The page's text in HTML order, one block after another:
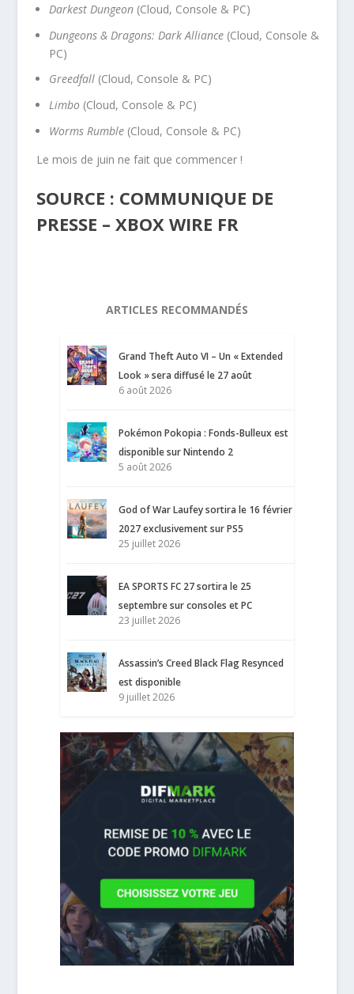
Darkest Dungeon (Cloud, Console & PC)
Dungeons & Dragons: Dark Alliance (Cloud, Console &
PC)
Greedfall (Cloud, Console & PC)
Limbo (Cloud, Console & PC)
Worms Rumble (Cloud, Console & PC)
Le mois de juin ne fait que commencer !
SOURCE : COMMUNIQUE DE
PRESSE – XBOX WIRE FR
ARTICLES RECOMMANDÉS
Grand Theft Auto VI – Un « Extended
Look » sera diffusé le 27 août
6 août 2026
Pokémon Pokopia : Fonds-Bulleux est
disponible sur Nintendo 2
5 août 2026
God of War Laufey sortira le 16 février
2027 exclusivement sur PS5
25 juillet 2026
EA SPORTS FC 27 sortira le 25
septembre sur consoles et PC
23 juillet 2026
Assassin’s Creed Black Flag Resynced
est disponible
9 juillet 2026